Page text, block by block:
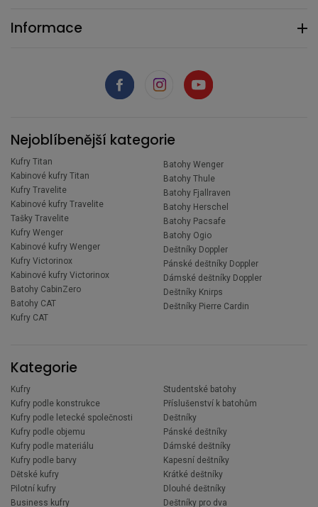
Informace
Nejoblíbenější kategorie
Kufry Titan
Kabinové kufry Titan
Kufry Travelite
Kabinové kufry Travelite
Tašky Travelite
Kufry Wenger
Kabinové kufry Wenger
Kufry Victorinox
Kabinové kufry Victorinox
Batohy CabinZero
Batohy CAT
Kufry CAT
Batohy Wenger
Batohy Thule
Batohy Fjallraven
Batohy Herschel
Batohy Pacsafe
Batohy Ogio
Deštníky Doppler
Pánské deštníky Doppler
Dámské deštníky Doppler
Deštníky Knirps
Deštníky Pierre Cardin
Kategorie
Kufry
Kufry podle konstrukce
Kufry podle letecké společnosti
Kufry podle objemu
Kufry podle materiálu
Kufry podle barvy
Dětské kufry
Pilotní kufry
Business kufry
Studentské batohy
Příslušenství k batohům
Deštníky
Pánské deštníky
Dámské deštníky
Kapesní deštníky
Krátké deštníky
Dlouhé deštníky
Deštníky pro dva